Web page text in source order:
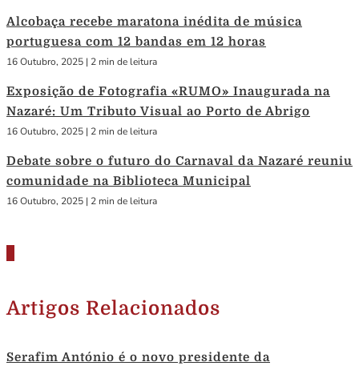
Alcobaça recebe maratona inédita de música
portuguesa com 12 bandas em 12 horas
16 Outubro, 2025 | 2 min de leitura
Exposição de Fotografia «RUMO» Inaugurada na
Nazaré: Um Tributo Visual ao Porto de Abrigo
16 Outubro, 2025 | 2 min de leitura
Debate sobre o futuro do Carnaval da Nazaré reuniu
comunidade na Biblioteca Municipal
16 Outubro, 2025 | 2 min de leitura
Artigos Relacionados
Serafim António é o novo presidente da